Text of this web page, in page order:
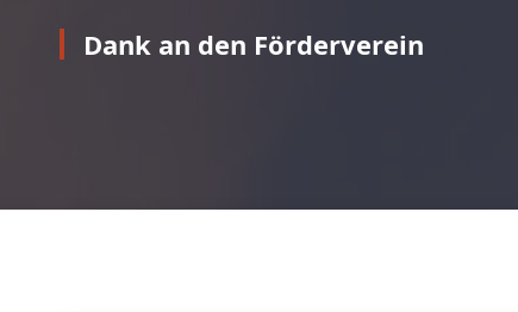
Dank an den Förderverein